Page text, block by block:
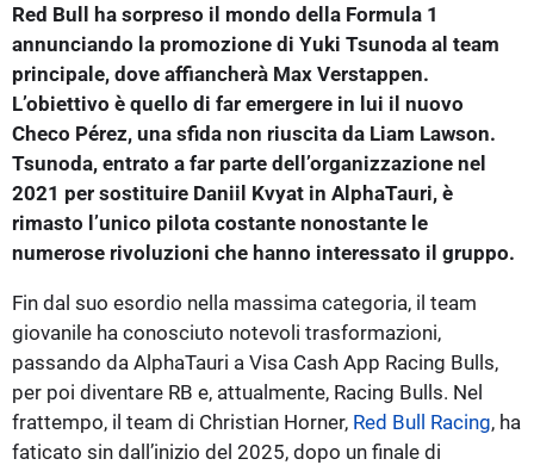
Red Bull ha sorpreso il mondo della Formula 1
annunciando la promozione di Yuki Tsunoda al team
principale, dove affiancherà Max Verstappen.
L’obiettivo è quello di far emergere in lui il nuovo
Checo Pérez, una sfida non riuscita da Liam Lawson.
Tsunoda, entrato a far parte dell’organizzazione nel
2021 per sostituire Daniil Kvyat in AlphaTauri, è
rimasto l’unico pilota costante nonostante le
numerose rivoluzioni che hanno interessato il gruppo.
Fin dal suo esordio nella massima categoria, il team
giovanile ha conosciuto notevoli trasformazioni,
passando da AlphaTauri a Visa Cash App Racing Bulls,
per poi diventare RB e, attualmente, Racing Bulls. Nel
frattempo, il team di Christian Horner, Red Bull Racing, ha
faticato sin dall’inizio del 2025, dopo un finale di